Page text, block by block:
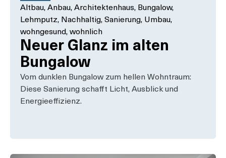
Altbau, Anbau, Architektenhaus, Bungalow,
Lehmputz, Nachhaltig, Sanierung, Umbau,
wohngesund, wohnlich
Neuer Glanz im alten
Bungalow
Vom dunklen Bungalow zum hellen Wohntraum:
Diese Sanierung schafft Licht, Ausblick und
Energieeffizienz.